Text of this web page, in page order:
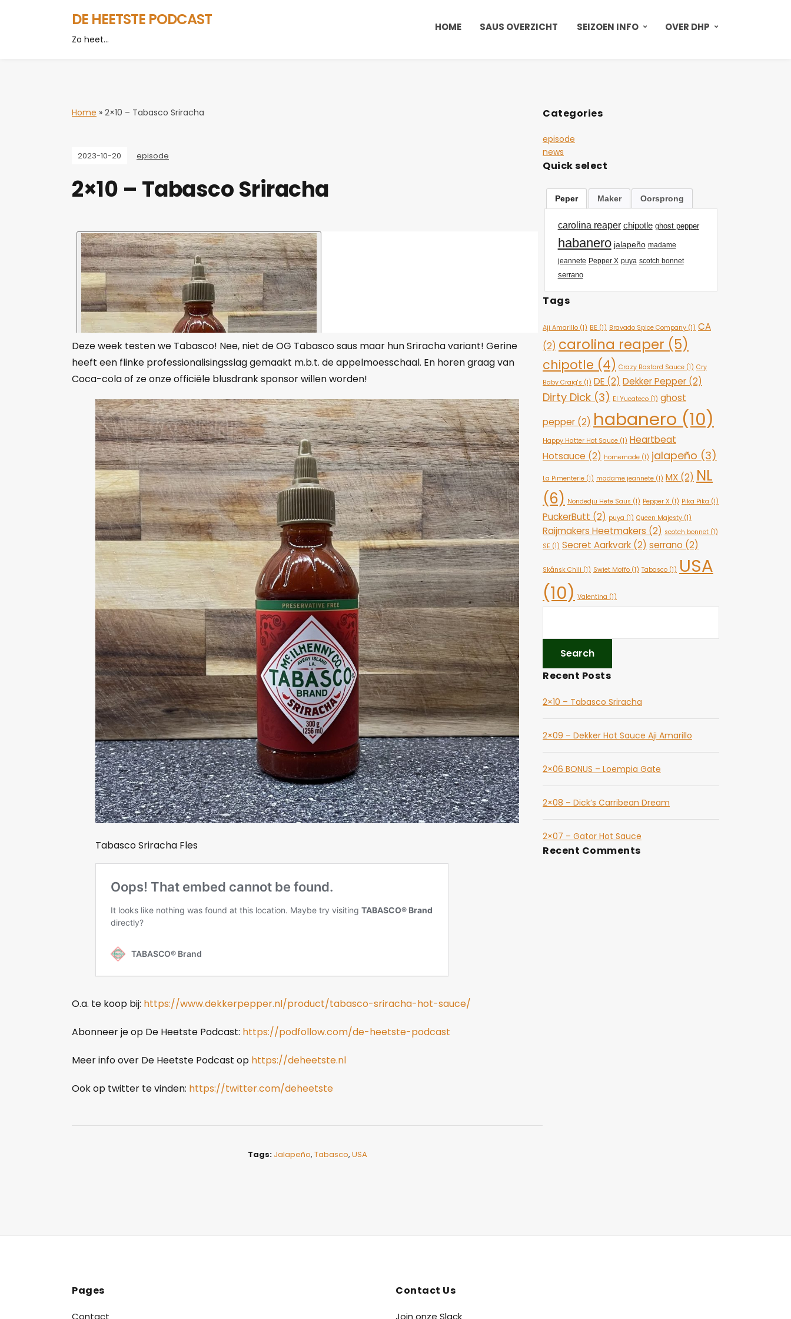
DE HEETSTE PODCAST
Zo heet…
HOME SAUS OVERZICHT SEIZOEN INFO OVER DHP
Home » 2×10 – Tabasco Sriracha
2023-10-20 episode
2×10 – Tabasco Sriracha
Deze week testen we Tabasco! Nee, niet de OG Tabasco saus maar hun Sriracha variant! Gerine
heeft een flinke professionalisingsslag gemaakt m.b.t. de appelmoesschaal. En horen graag van
Coca-cola of ze onze officiële blusdrank sponsor willen worden!
Tabasco Sriracha Fles
O.a. te koop bij: https://www.dekkerpepper.nl/product/tabasco-sriracha-hot-sauce/
Abonneer je op De Heetste Podcast: https://podfollow.com/de-heetste-podcast
Meer info over De Heetste Podcast op https://deheetste.nl
Ook op twitter te vinden: https://twitter.com/deheetste
Tags: Jalapeño, Tabasco, USA
Categories
episode
news
Quick select
Peper Maker Oorsprong
carolina reaper chipotle ghost pepper
habanero jalapeño madame
jeannete Pepper X puya scotch bonnet
serrano
Tags
Aji Amarillo (1) BE (1) Bravado Spice Company (1) CA
(2) carolina reaper (5)
chipotle (4) Crazy Bastard Sauce (1) Cry
Baby Craig's (1) DE (2) Dekker Pepper (2)
Dirty Dick (3) El Yucateco (1) ghost
pepper (2) habanero (10)
Happy Hatter Hot Sauce (1) Heartbeat
Hotsauce (2) homemade (1) jalapeño (3)
La Pimenterie (1) madame jeannete (1) MX (2) NL
(6) Nondedju Hete Saus (1) Pepper X (1) Pika Pika (1)
PuckerButt (2) puya (1) Queen Majesty (1)
Raijmakers Heetmakers (2) scotch bonnet (1)
SE (1) Secret Aarkvark (2) serrano (2)
Skånsk Chili (1) Swiet Moffo (1) Tabasco (1) USA
(10) Valentina (1)
Recent Posts
2×10 – Tabasco Sriracha
2×09 – Dekker Hot Sauce Aji Amarillo
2×06 BONUS – Loempia Gate
2×08 – Dick’s Carribean Dream
2×07 – Gator Hot Sauce
Recent Comments
Pages
Contact
Contact Us
Join onze Slack